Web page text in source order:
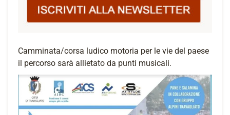
Camminata/corsa ludico motoria per le vie del paese
il percorso sarà allietato da punti musicali.